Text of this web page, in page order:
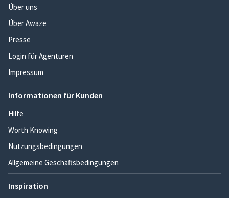
Über uns
Über Awaze
Presse
Login für Agenturen
Impressum
Informationen für Kunden
Hilfe
Worth Knowing
Nutzungsbedingungen
Allgemeine Geschäftsbedingungen
Inspiration